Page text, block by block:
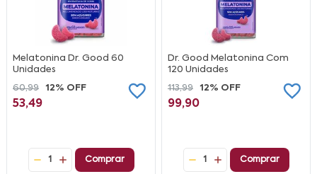
Melatonina Dr. Good 60
Unidades
60,99
12% OFF
53,49
1 Comprar
Dr. Good Melatonina Com
120 Unidades
113,99
12% OFF
99,90
1 Comprar